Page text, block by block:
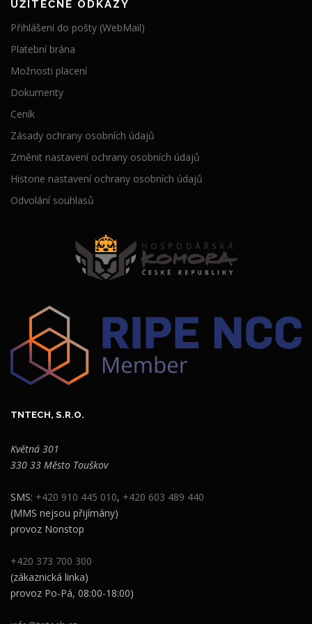
UŽITEČNÉ ODKAZY
Přihlášení do pošty (WebMail)
Platební brána
Možnosti placení
Dokumenty
Ceník
Zásady ochrany osobních údajů
Změnit nastavení ochrany osobních údajů
Historie nastavení ochrany osobních údajů
Odvolání souhlasů
TNTECH, S.R.O.
Květná 301
330 33 Město Touškov
SMS: +420 910 445 010, +420 603 489 440
(MMS nejsou přijímány)
provoz Nonstop
+420 373 700 300
(zákaznická linka)
provoz Po-Pá, 08:00-18:00)